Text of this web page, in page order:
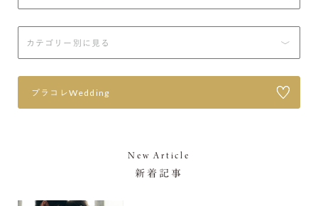
プラコレWedding
New Article
新着記事